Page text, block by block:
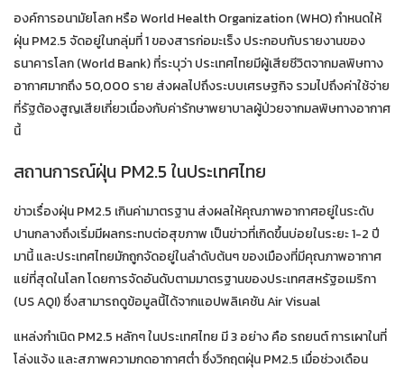
องค์การอนามัยโลก หรือ World Health Organization (WHO) กำหนดให้
ฝุ่น PM2.5 จัดอยู่ในกลุ่มที่ 1 ของสารก่อมะเร็ง ประกอบกับรายงานของ
ธนาคารโลก (World Bank) ที่ระบุว่า ประเทศไทยมีผู้เสียชีวิตจากมลพิษทาง
อากาศมากถึง 50,000 ราย ส่งผลไปถึงระบบเศรษฐกิจ รวมไปถึงค่าใช้จ่าย
ที่รัฐต้องสูญเสียเกี่ยวเนื่องกับค่ารักษาพยาบาลผู้ป่วยจากมลพิษทางอากาศ
นี้
สถานการณ์ฝุ่น PM2.5 ในประเทศไทย
ข่าวเรื่องฝุ่น PM2.5 เกินค่ามาตรฐาน ส่งผลให้คุณภาพอากาศอยู่ในระดับ
ปานกลางถึงเริ่มมีผลกระทบต่อสุขภาพ เป็นข่าวที่เกิดขึ้นบ่อยในระยะ 1-2 ปี
มานี้ และประเทศไทยมักถูกจัดอยู่ในลำดับต้นๆ ของเมืองที่มีคุณภาพอากาศ
แย่ที่สุดในโลก โดยการจัดอันดับตามมาตรฐานของประเทศสหรัฐอเมริกา
(US AQI) ซึ่งสามารถดูข้อมูลนี้ได้จากแอปพลิเคชัน Air Visual
แหล่งกำเนิด PM2.5 หลักๆ ในประเทศไทย มี 3 อย่าง คือ รถยนต์ การเผาในที่
โล่งแจ้ง และสภาพความกดอากาศต่ำ ซึ่งวิกฤตฝุ่น PM2.5 เมื่อช่วงเดือน